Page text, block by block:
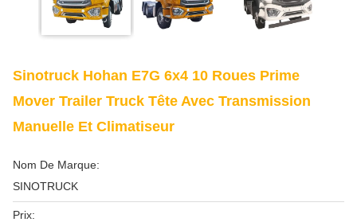
Sinotruck Hohan E7G 6x4 10 Roues Prime
Mover Trailer Truck Tête Avec Transmission
Manuelle Et Climatiseur
Nom De Marque:
SINOTRUCK
Prix: